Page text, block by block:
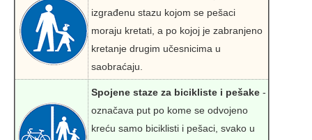
izgrađenu stazu kojom se pešaci
moraju kretati, a po kojoj je zabranjeno
kretanje drugim učesnicima u
saobraćaju.
Spojene staze za bicikliste i pešake -
označava put po kome se odvojeno
kreću samo biciklisti i pešaci, svako u